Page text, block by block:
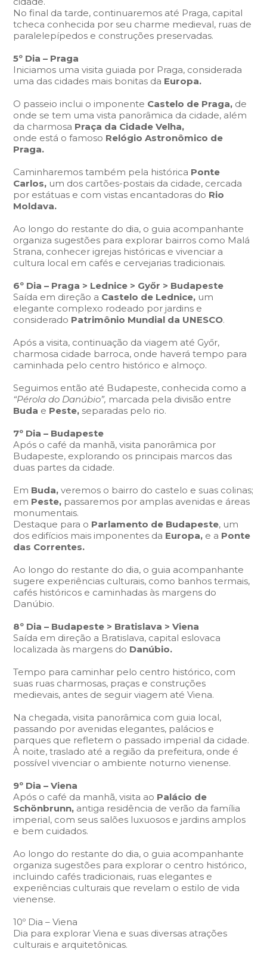
No final da tarde, continuaremos até Praga, capital
tcheca conhecida por seu charme medieval, ruas de
paralelepípedos e construções preservadas.
5º Dia – Praga
Iniciamos uma visita guiada por Praga, considerada
uma das cidades mais bonitas da Europa.
O passeio inclui o imponente Castelo de Praga, de
onde se tem uma vista panorâmica da cidade, além
da charmosa Praça da Cidade Velha,
onde está o famoso Relógio Astronômico de
Praga.
Caminharemos também pela histórica Ponte
Carlos, um dos cartões-postais da cidade, cercada
por estátuas e com vistas encantadoras do Rio
Moldava.
Ao longo do restante do dia, o guia acompanhante
organiza sugestões para explorar bairros como Malá
Strana, conhecer igrejas históricas e vivenciar a
cultura local em cafés e cervejarias tradicionais.
6º Dia – Praga > Lednice > Győr > Budapeste
Saída em direção a Castelo de Lednice, um
elegante complexo rodeado por jardins e
considerado Patrimônio Mundial da UNESCO.
Após a visita, continuação da viagem até Győr,
charmosa cidade barroca, onde haverá tempo para
caminhada pelo centro histórico e almoço.
Seguimos então até Budapeste, conhecida como a
“Pérola do Danúbio”, marcada pela divisão entre
Buda e Peste, separadas pelo rio.
7º Dia – Budapeste
Após o café da manhã, visita panorâmica por
Budapeste, explorando os principais marcos das
duas partes da cidade.
Em Buda, veremos o bairro do castelo e suas colinas;
em Peste, passaremos por amplas avenidas e áreas
monumentais.
Destaque para o Parlamento de Budapeste, um
dos edifícios mais imponentes da Europa, e a Ponte
das Correntes.
Ao longo do restante do dia, o guia acompanhante
sugere experiências culturais, como banhos termais,
cafés históricos e caminhadas às margens do
Danúbio.
8º Dia – Budapeste > Bratislava > Viena
Saída em direção a Bratislava, capital eslovaca
localizada às margens do Danúbio.
Tempo para caminhar pelo centro histórico, com
suas ruas charmosas, praças e construções
medievais, antes de seguir viagem até Viena.
Na chegada, visita panorâmica com guia local,
passando por avenidas elegantes, palácios e
parques que refletem o passado imperial da cidade.
À noite, traslado até a região da prefeitura, onde é
possível vivenciar o ambiente noturno vienense.
9º Dia – Viena
Após o café da manhã, visita ao Palácio de
Schönbrunn, antiga residência de verão da família
imperial, com seus salões luxuosos e jardins amplos
e bem cuidados.
Ao longo do restante do dia, o guia acompanhante
organiza sugestões para explorar o centro histórico,
incluindo cafés tradicionais, ruas elegantes e
experiências culturais que revelam o estilo de vida
vienense.
10º Dia – Viena
Dia para explorar Viena e suas diversas atrações
culturais e arquitetônicas.